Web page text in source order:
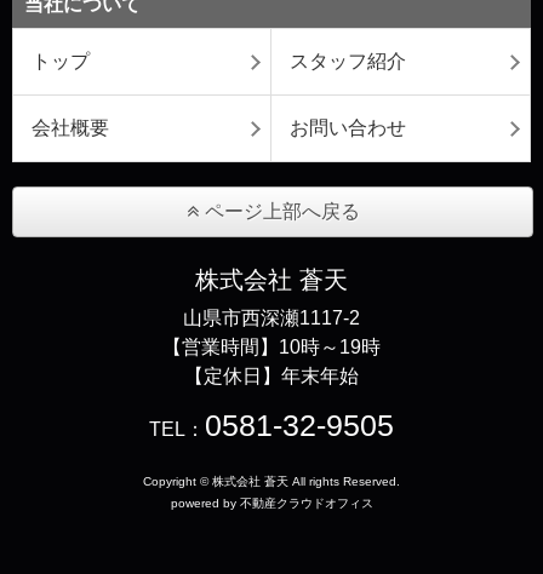
トップ スタッフ紹介
会社概要 お問い合わせ
ページ上部へ戻る
株式会社 蒼天
山県市西深瀬1117-2
【営業時間】10時～19時
【定休日】年末年始
TEL： 0581-32-9505
Copyright © 株式会社 蒼天 All rights Reserved.
powered by 不動産クラウドオフィス